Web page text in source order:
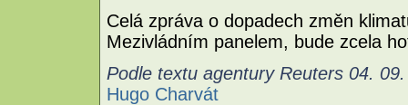
Celá zpráva o dopadech změn
Mezivládním panelem, bude zcela
Podle textu agentury Reuters 04.
Hugo Charvát